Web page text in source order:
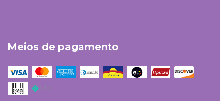
Meios de pagamento